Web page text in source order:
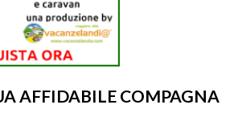
AFFIDABILE COMPAGNA